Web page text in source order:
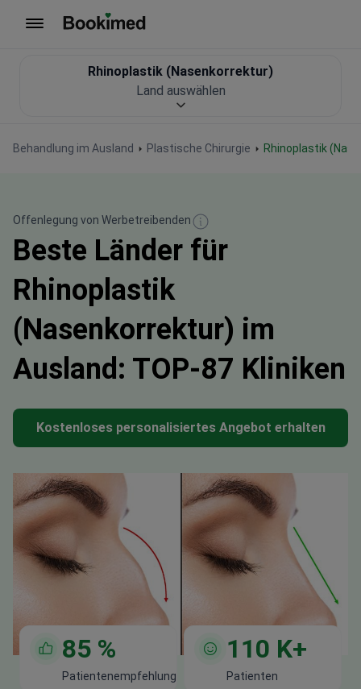
Behandlung im Ausland Plastische Chirurgie Rhinoplastik
Rhinoplastik (Nasenkorrektur)
Land auswählen
Offenlegung von Werbetreibenden
Beste Länder für
Rhinoplastik
(Nasenkorrektur) im
Ausland: TOP-87 Kliniken
Kostenloses personalisiertes Angebot erhalten
85 %
Patientenempfehlung
110 K+
Patienten